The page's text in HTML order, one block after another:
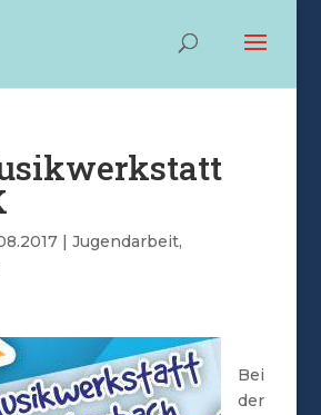
| Jugendarbeit,
Bei
der